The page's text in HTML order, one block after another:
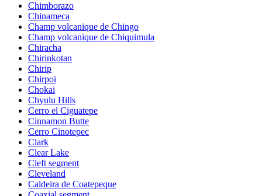
Chimborazo
Chinameca
Champ volcanique de Chingo
Champ volcanique de Chiquimula
Chiracha
Chirinkotan
Chirip
Chirpoi
Chokai
Chyulu Hills
Cerro el Ciguatepe
Cinnamon Butte
Cerro Cinotepec
Clark
Clear Lake
Cleft segment
Cleveland
Caldeira de Coatepeque